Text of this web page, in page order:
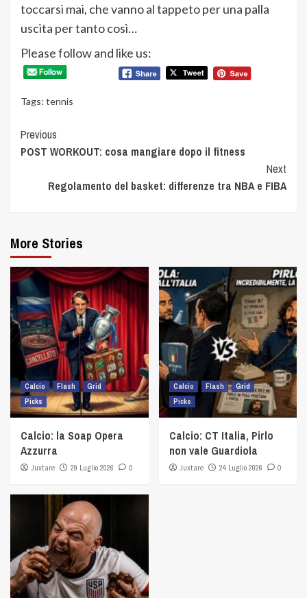
toccarsi mai, che vanno al tappeto per una palla
uscita per tanto così…
Please follow and like us:
Tags: tennis
Continue
Reading
Previous
POST WORKOUT: cosa mangiare dopo il fitness
Next
Regolamento del basket: differenze tra NBA e FIBA
More Stories
Calcio Flash
Grid
Picks
Calcio: la Soap Opera
Azzurra
Juxtare 29 Luglio 2026 0
Calcio Flash
Grid
Picks
Calcio: CT Italia, Pirlo
non vale Guardiola
Juxtare 24 Luglio 2026 0